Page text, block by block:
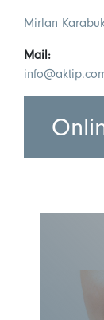
Mirlan
Mail: